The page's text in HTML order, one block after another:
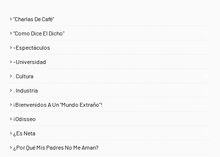
"Charlas De Café"
"Como Dice El Dicho"
-Espectáculos
-Universidad
. Cultura
. Industria
¡Bienvenidos A Un "Mundo Extraño"!
¡Odisseo
¿Es Neta
¿Por Qué Mis Padres No Me Aman?